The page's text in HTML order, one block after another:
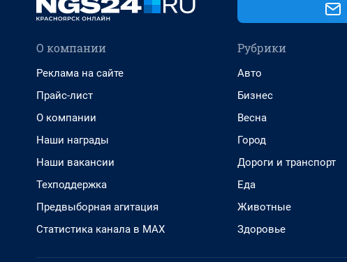
О компании
Реклама на сайте
Прайс-лист
О компании
Наши награды
Наши вакансии
Техподдержка
Предвыборная агитация
Статистика канала в MAX
Рубрики
Авто
Бизнес
Весна
Город
Дороги и транспорт
Еда
Животные
Здоровье